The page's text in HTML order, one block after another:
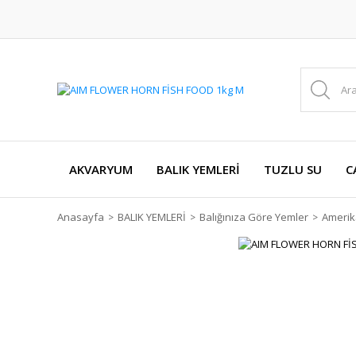
AKVARYUM BALIK YEMLERİ TUZLU SU
Anasayfa BALIK YEMLERİ Balığınıza Göre Yemler